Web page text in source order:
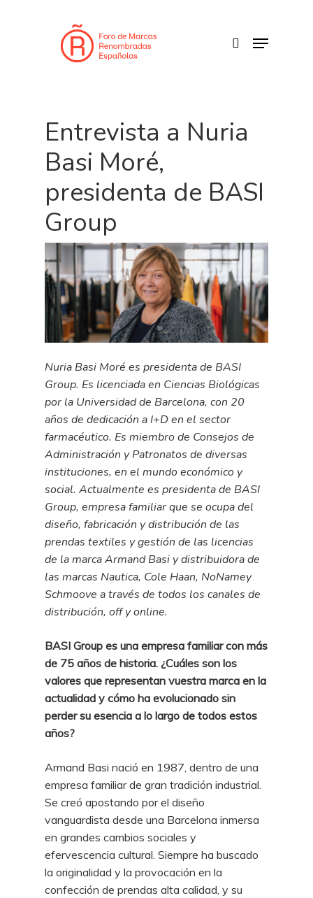
Menu
Entrevista a Nuria
Basi Moré,
presidenta de BASI
Group
Nuria Basi Moré es presidenta de BASI
Group. Es licenciada en Ciencias Biológicas
por la Universidad de Barcelona, con 20
años de dedicación a I+D en el sector
farmacéutico. Es miembro de Consejos de
Administración y Patronatos de diversas
instituciones, en el mundo económico y
social. Actualmente es presidenta de BASI
Group, empresa familiar que se ocupa del
diseño, fabricación y distribución de las
prendas textiles y gestión de las licencias
de la marca Armand Basi y distribuidora de
las marcas Nautica, Cole Haan, NoNamey
Schmoove a través de todos los canales de
distribución, off y online.
BASI Group es una empresa familiar con más
de 75 años de historia. ¿Cuáles son los
valores que representan vuestra marca en la
actualidad y cómo ha evolucionado sin
perder su esencia a lo largo de todos estos
años?
Armand Basi nació en 1987, dentro de una
empresa familiar de gran tradición industrial.
Se creó apostando por el diseño
vanguardista desde una Barcelona inmersa
en grandes cambios sociales y
efervescencia cultural. Siempre ha buscado
la originalidad y la provocación en la
confección de prendas alta calidad, y su